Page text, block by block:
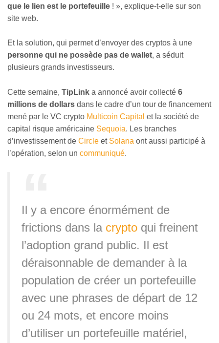
que le lien est le portefeuille ! », explique-t-elle sur son
site web.
Et la solution, qui permet d’envoyer des cryptos à une
personne qui ne possède pas de wallet, a séduit
plusieurs grands investisseurs.
Cette semaine, TipLink a annoncé avoir collecté 6
millions de dollars dans le cadre d’un tour de financement
mené par le VC crypto Multicoin Capital et la société de
capital risque américaine Sequoia. Les branches
d’investissement de Circle et Solana ont aussi participé à
l’opération, selon un communiqué.
Il y a encore énormément de
frictions dans la crypto qui freinent
l’adoption grand public. Il est
déraisonnable de demander à la
population de créer un portefeuille
avec une phrases de départ de 12
ou 24 mots, et encore moins
d’utiliser un portefeuille matériel,